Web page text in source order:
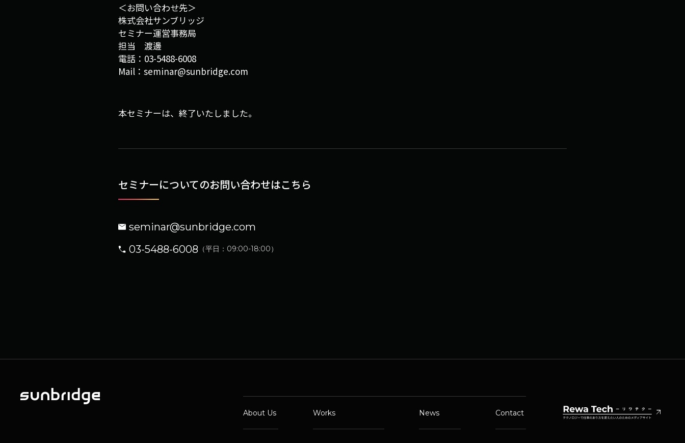
＜お問い合わせ先＞
株式会社サンブリッジ
セミナー運営事務局
担当 渡邊
電話：03-5488-6008
Mail：seminar@sunbridge.com
本セミナーは、終了いたしました。
セミナーについてのお問い合わせはこちら
seminar@sunbridge.com
03-5488-6008 （平日：09:00-18:00）
About Us Works News Contact arrow_outward